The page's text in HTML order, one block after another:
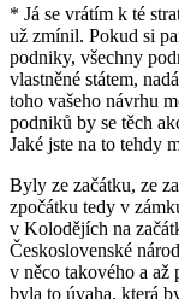
* Já se vrátím k té
už zmínil. Pokud si
podniky, všechny
vlastněné státem,
toho vašeho návrhu
podniků by se těch
Jaké jste na to tehdy
Byly ze začátku, ze
zpočátku tedy v
v Kolodějích na
Československé
v něco takového a až
byla to úvaha, která